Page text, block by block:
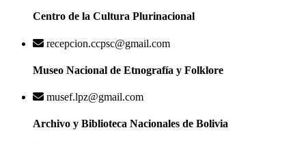
Centro de la Cultura Plurinacional
recepcion.ccpsc@gmail.com
Museo Nacional de Etnografía y Folklore
musef.lpz@gmail.com
Archivo y Biblioteca Nacionales de Bolivia